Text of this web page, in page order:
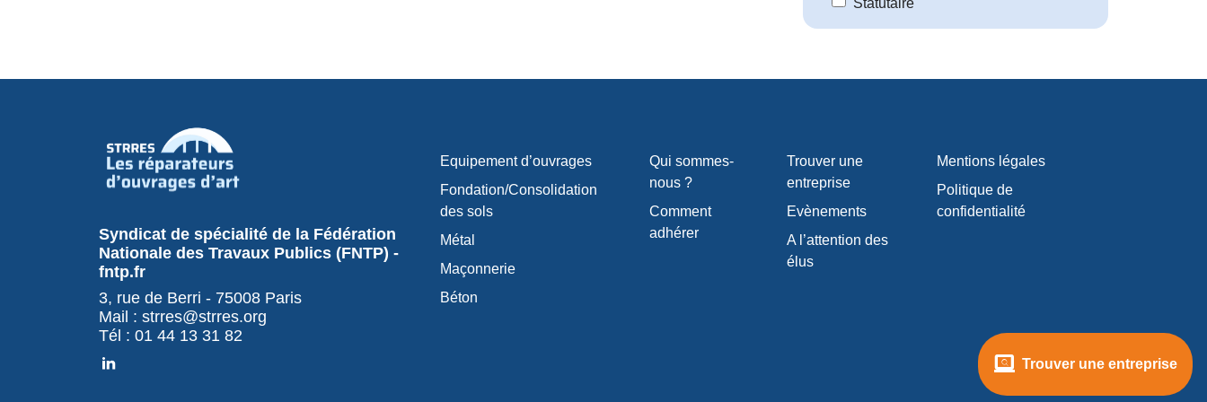
Statutaire
Trouver une entreprise
Syndicat de spécialité de la Fédération
Nationale des Travaux Publics (FNTP) -
fntp.fr
3, rue de Berri - 75008 Paris
Mail : strres@strres.org
Tél : 01 44 13 31 82
Equipement d’ouvrages
Fondation/Consolidation
des sols
Métal
Maçonnerie
Béton
Qui sommes-
nous ?
Comment
adhérer
Trouver une
entreprise
Evènements
A l’attention des
élus
Mentions légales
Politique de
confidentialité